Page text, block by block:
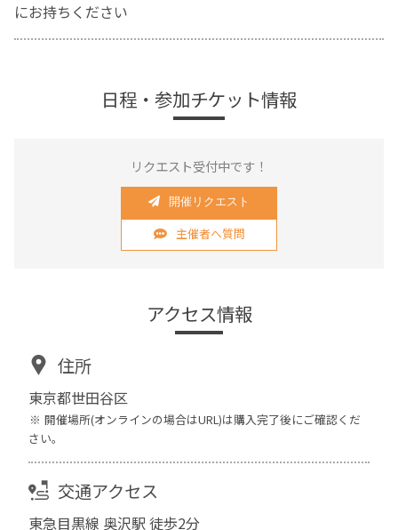
にお持ちください
日程・参加チケット情報
リクエスト受付中です！
開催リクエスト
主催者へ質問
アクセス情報
住所
東京都世田谷区
開催場所(オンラインの場合はURL)は購入完了後にご確認くだ
さい。
交通アクセス
東急目黒線 奥沢駅 徒歩2分